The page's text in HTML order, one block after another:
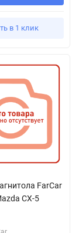
в 1 клик
FarCar
CX-5